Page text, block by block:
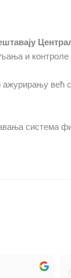
и контроле
већ
система